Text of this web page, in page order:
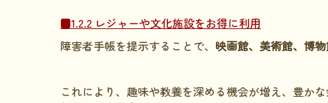
■1.2.2 レジャーや文化施設をお得に利用
障害者手帳を提示することで、 映画館、美術館、博
これにより、趣味や教養を深める機会が増え、豊か